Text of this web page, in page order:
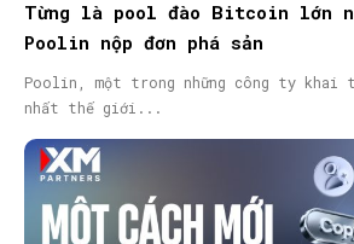
Từng là pool đào Bitcoin lớn
Poolin nộp đơn phá sản
Poolin, một trong những công ty khai
nhất thế giới...